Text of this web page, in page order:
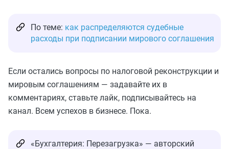
По теме: как распределяются судебные
расходы при подписании мирового соглашения
Если остались вопросы по налоговой реконструкции и
мировым соглашениям — задавайте их в
комментариях, ставьте лайк, подписывайтесь на
канал. Всем успехов в бизнесе. Пока.
«Бухгалтерия: Перезагрузка» — авторский